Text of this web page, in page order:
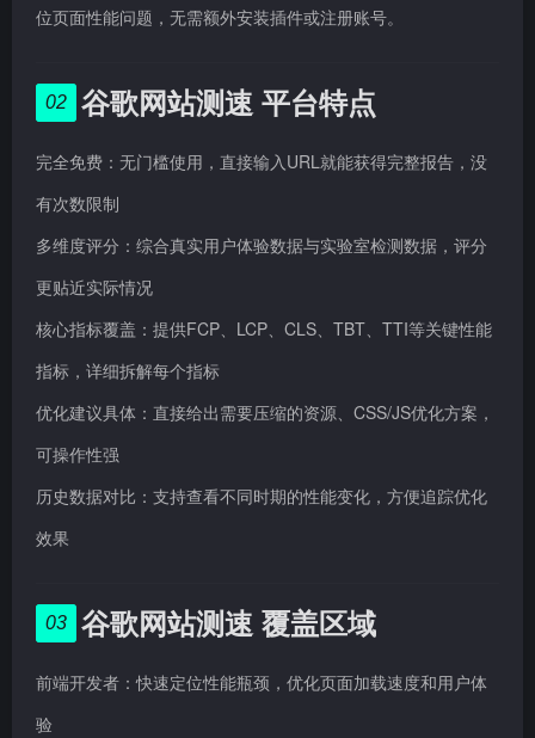
位页面性能问题，无需额外安装插件或注册账号。
02 谷歌网站测速 平台特点
完全免费：无门槛使用，直接输入URL就能获得完整报告，没
有次数限制
多维度评分：综合真实用户体验数据与实验室检测数据，评分
更贴近实际情况
核心指标覆盖：提供FCP、LCP、CLS、TBT、TTI等关键性能
指标，详细拆解每个指标
优化建议具体：直接给出需要压缩的资源、CSS/JS优化方案，
可操作性强
历史数据对比：支持查看不同时期的性能变化，方便追踪优化
效果
03 谷歌网站测速 覆盖区域
前端开发者：快速定位性能瓶颈，优化页面加载速度和用户体
验